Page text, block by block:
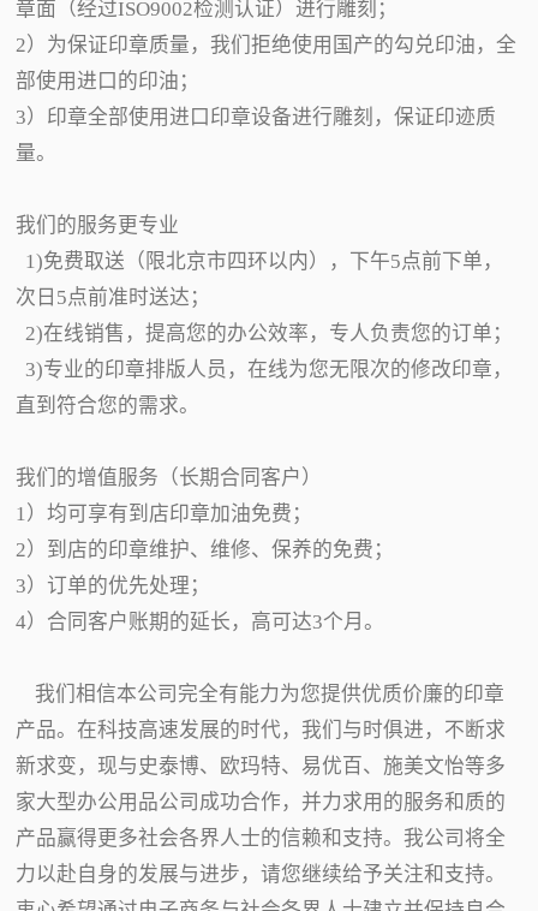
章面（经过ISO9002检测认证）进行雕刻；
2）为保证印章质量，我们拒绝使用国产的勾兑印油，全
部使用进口的印油；
3）印章全部使用进口印章设备进行雕刻，保证印迹质
量。
我们的服务更专业
1)免费取送（限北京市四环以内），下午5点前下单，
次日5点前准时送达；
2)在线销售，提高您的办公效率，专人负责您的订单；
3)专业的印章排版人员，在线为您无限次的修改印章，
直到符合您的需求。
我们的增值服务（长期合同客户）
1）均可享有到店印章加油免费；
2）到店的印章维护、维修、保养的免费；
3）订单的优先处理；
4）合同客户账期的延长，高可达3个月。
我们相信本公司完全有能力为您提供优质价廉的印章
产品。在科技高速发展的时代，我们与时俱进，不断求
新求变，现与史泰博、欧玛特、易优百、施美文怡等多
家大型办公用品公司成功合作，并力求用的服务和质的
产品赢得更多社会各界人士的信赖和支持。我公司将全
力以赴自身的发展与进步，请您继续给予关注和支持。